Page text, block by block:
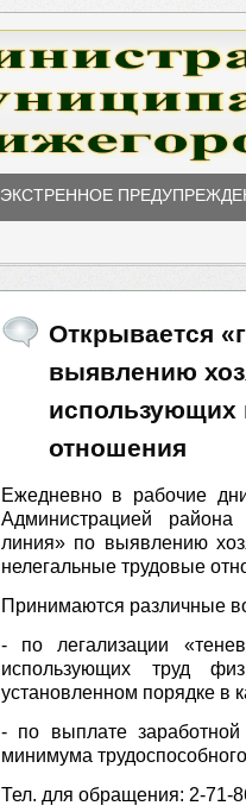
ЭКСТРЕННОЕ
Открывается
выявлению
использующих
отношения
Ежедневно в рабочие
Администрацией района
линия» по выявлению
нелегальные трудовые
Принимаются различные
- по легализации
использующих труд
установленном порядке в
- по выплате
минимума
Тел. для обращения: 2-71-